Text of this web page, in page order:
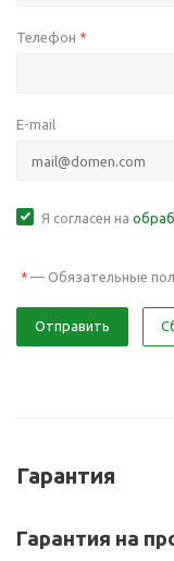
Телефон *
E-mail
Я согласен на
* — Обязательные
Отправить
Гарантия
Гарантия на